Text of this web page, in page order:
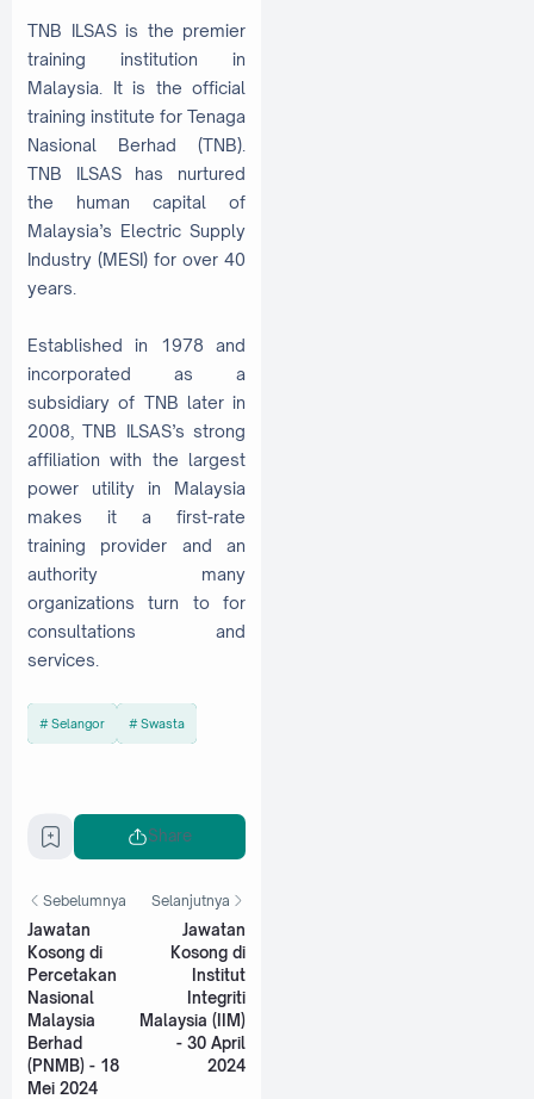
TNB ILSAS is the premier
training institution in
Malaysia. It is the official
training institute for Tenaga
Nasional Berhad (TNB).
TNB ILSAS has nurtured
the human capital of
Malaysia’s Electric Supply
Industry (MESI) for over 40
years.
Established in 1978 and
incorporated as a
subsidiary of TNB later in
2008, TNB ILSAS’s strong
affiliation with the largest
power utility in Malaysia
makes it a first-rate
training provider and an
authority many
organizations turn to for
consultations and
services.
Selangor Swasta
Share
Sebelumnya
Jawatan
Kosong di
Percetakan
Nasional
Malaysia
Berhad
(PNMB) - 18
Mei 2024
Selanjutnya
Jawatan
Kosong di
Institut
Integriti
Malaysia (IIM)
- 30 April
2024